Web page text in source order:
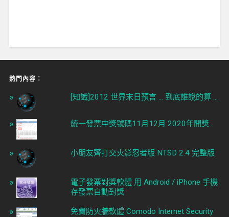
熱門內容︰
[知識]2012 世界末日預言 ... 到底誰說的算 ...
統一發票中獎號碼11月12月 2020年開獎
小朋友齊打交火影忍者版 NTSD 2.4 完整版
電子發票對獎軟體 用 Android / iPhone 手機
存發票自動對獎
免費防火牆軟體 Comodo Internet Security